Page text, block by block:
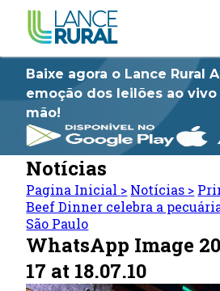
Baixe agora o Lance Rural
emoção dos leilões ao vivo
mão!
Notícias
Pagina Inicial > Notícias >
Beef Dinner celebra a
São Paulo
WhatsApp Image
17 at 18.07.10